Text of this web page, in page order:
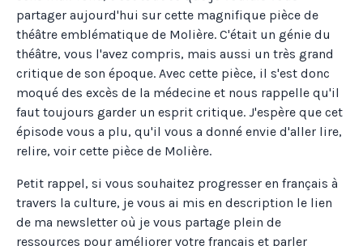
partager aujourd'hui sur cette magnifique pièce de
théâtre emblématique de Molière. C'était un génie du
théâtre, vous l'avez compris, mais aussi un très grand
critique de son époque. Avec cette pièce, il s'est donc
moqué des excès de la médecine et nous rappelle qu'il
faut toujours garder un esprit critique. J'espère que cet
épisode vous a plu, qu'il vous a donné envie d'aller lire,
relire, voir cette pièce de Molière.
Petit rappel, si vous souhaitez progresser en français à
travers la culture, je vous ai mis en description le lien
de ma newsletter où je vous partage plein de
ressources pour améliorer votre français et parler